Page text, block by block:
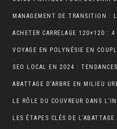
ACHETER CARRELAGE 120×120 : 4
SEO LOCAL EN 2024 :